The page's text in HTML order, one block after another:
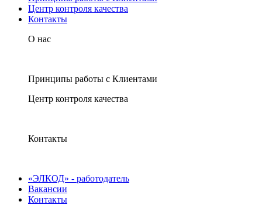
Центр контроля качества
Контакты
О нас
Принципы работы с Клиентами
Центр контроля качества
Контакты
«ЭЛКОД» - работодатель
Вакансии
Контакты